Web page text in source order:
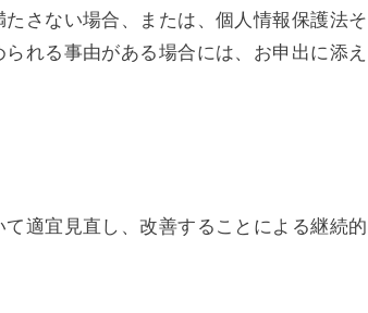
さない場合、または、個人情報保護法そ
れる事由がある場合には、お申出に添え
適宜見直し、改善することによる継続的